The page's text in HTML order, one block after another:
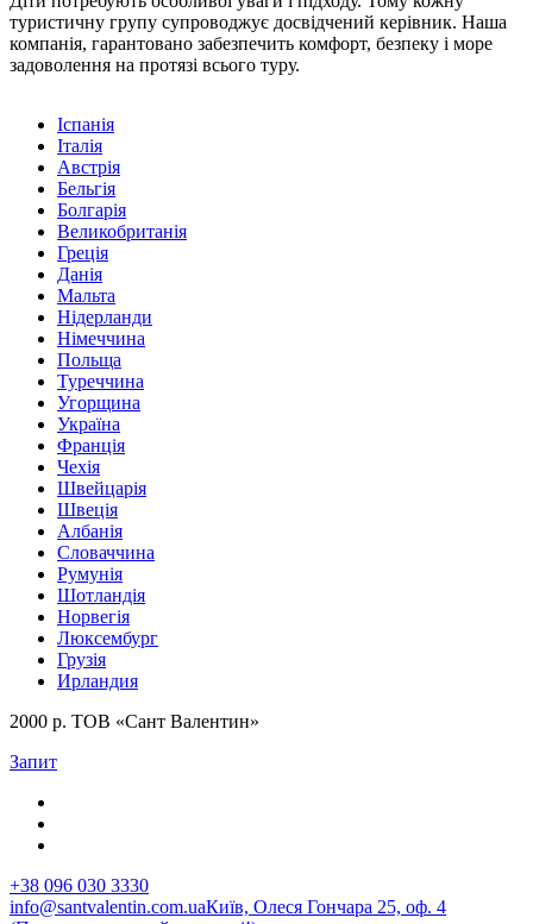
туристичну групу супроводжує досвідчений керівник. Наша
компанія, гарантовано забезпечить комфорт, безпеку і море
задоволення на протязі всього туру.
Іспанія
Італія
Австрія
Бельгія
Болгарія
Великобританія
Греція
Данія
Мальта
Нідерланди
Німеччина
Польща
Туреччина
Угорщина
Україна
Франція
Чехія
Швейцарія
Швеція
Албанія
Словаччина
Румунія
Шотландія
Норвегія
Люксембург
Грузія
Ирландия
2000 р. ТОВ «Сант Валентин»
Запит
+38 096 030 3330
info@santvalentin.com.uaКиїв, Олеся Гончара 25, оф. 4